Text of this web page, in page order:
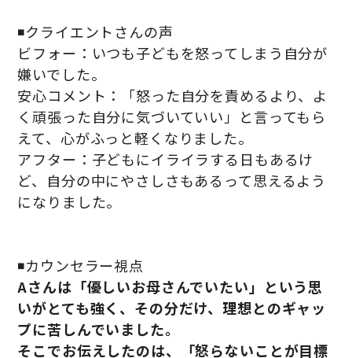
◾️クライエントさんの声
ビフォー：いつも子どもを怒ってしまう自分が
嫌いでした。
安心コメント：「怒った自分を責めるより、よ
く頑張った自分に気づいていい」と言ってもら
えて、心がふっと軽くなりました。
アフター：子どもにイライラする日もあるけ
ど、自分の中にやさしさもあるって思えるよう
になりました。
◾️カウンセラー視点
Aさんは「優しいお母さんでいたい」という思
いがとても強く、その分だけ、理想とのギャッ
プに苦しんでいました。
そこでお伝えしたのは、「怒らないことが目標